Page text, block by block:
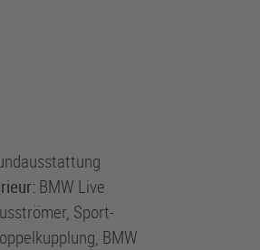
BMW Live
Sport-
BMW